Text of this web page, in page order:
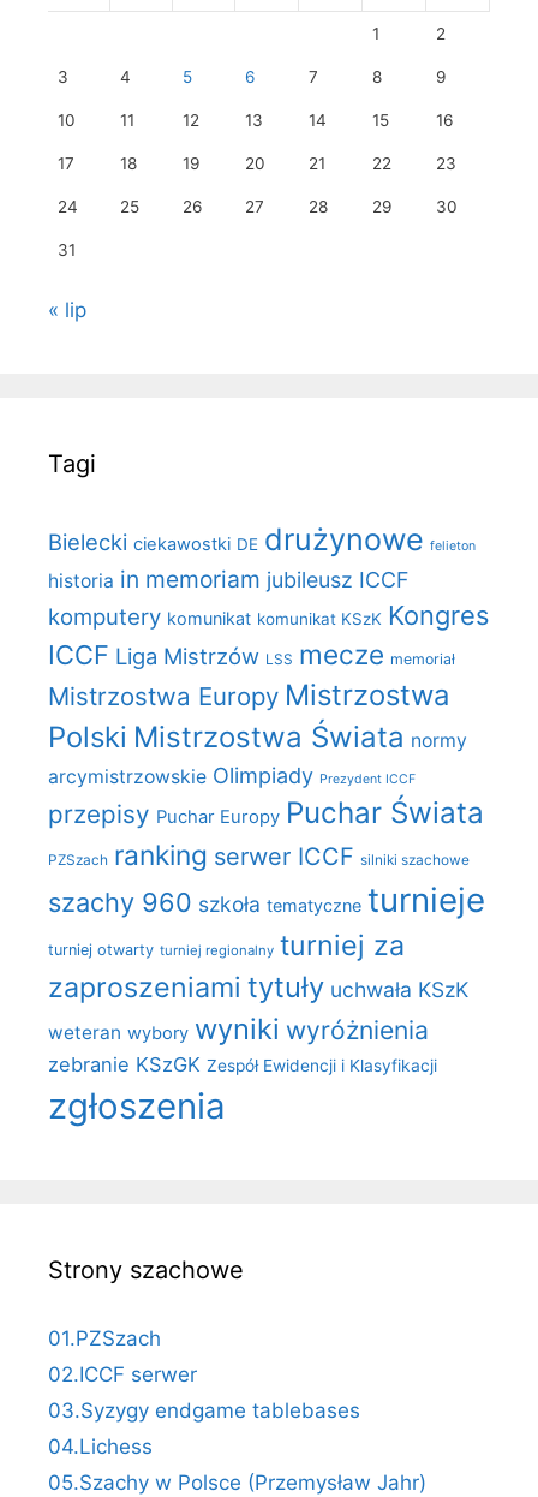
1 2
3 4 5 6 7 8 9
10 11 12 13 14 15 16
17 18 19 20 21 22 23
24 25 26 27 28 29 30
31
« lip
Tagi
Bielecki ciekawostki DE drużynowe felieton
historia in memoriam jubileusz ICCF
komputery komunikat komunikat KSzK Kongres
ICCF Liga Mistrzów LSS mecze memoriał
Mistrzostwa Europy Mistrzostwa
Polski Mistrzostwa Świata normy
arcymistrzowskie Olimpiady Prezydent ICCF
przepisy Puchar Europy Puchar Świata
PZSzach ranking serwer ICCF silniki szachowe
szachy 960 szkoła tematyczne turnieje
turniej otwarty turniej regionalny turniej za
zaproszeniami tytuły uchwała KSzK
weteran wybory wyniki wyróżnienia
zebranie KSzGK Zespół Ewidencji i Klasyfikacji
zgłoszenia
Strony szachowe
01.PZSzach
02.ICCF serwer
03.Syzygy endgame tablebases
04.Lichess
05.Szachy w Polsce (Przemysław Jahr)